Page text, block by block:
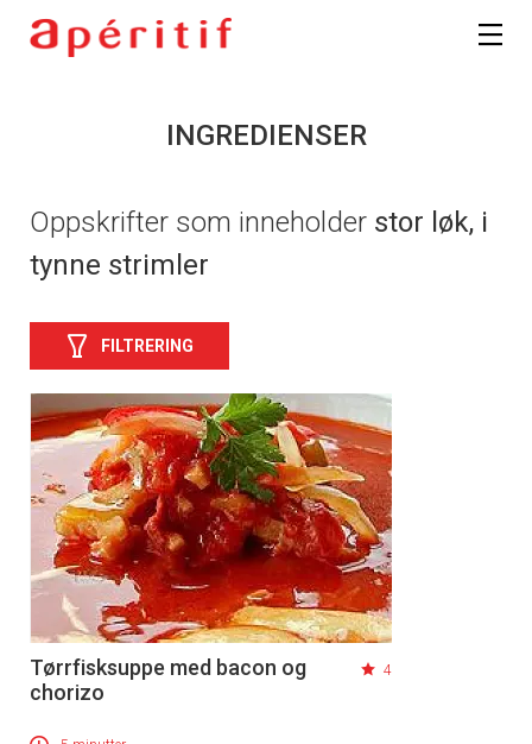
INGREDIENSER
Oppskrifter som inneholder stor løk, i
tynne strimler
FILTRERING
Tørrfisksuppe med bacon og
chorizo
4